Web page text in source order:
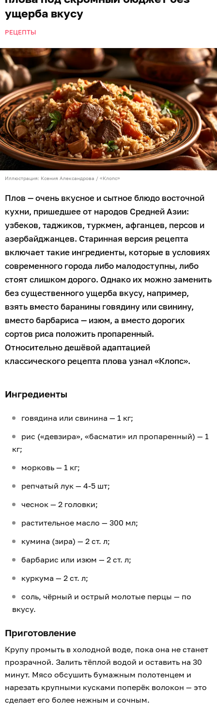
ущерба вкусу
РЕЦЕПТЫ
Иллюстрация: Ксения Александрова / «Клопс»
Плов — очень вкусное и сытное блюдо восточной
кухни, пришедшее от народов Средней Азии:
узбеков, таджиков, туркмен, афганцев, персов и
азербайджанцев. Старинная версия рецепта
включает такие ингредиенты, которые в условиях
современного города либо малодоступны, либо
стоят слишком дорого. Однако их можно заменить
без существенного ущерба вкусу, например,
взять вместо баранины говядину или свинину,
вместо барбариса — изюм, а вместо дорогих
сортов риса положить пропаренный.
Относительно дешёвой адаптацией
классического рецепта плова узнал «Клопс».
Ингредиенты
говядина или свинина — 1 кг;
рис («девзира», «басмати» ил пропаренный) — 1
кг;
морковь — 1 кг;
репчатый лук — 4-5 шт;
чеснок — 2 головки;
растительное масло — 300 мл;
кумина (зира) — 2 ст. л;
барбарис или изюм — 2 ст. л;
куркума — 2 ст. л;
соль, чёрный и острый молотые перцы — по
вкусу.
Приготовление
Крупу промыть в холодной воде, пока она не станет
прозрачной. Залить тёплой водой и оставить на 30
минут. Мясо обсушить бумажным полотенцем и
нарезать крупными кусками поперёк волокон — это
сделает его более нежным и сочным.